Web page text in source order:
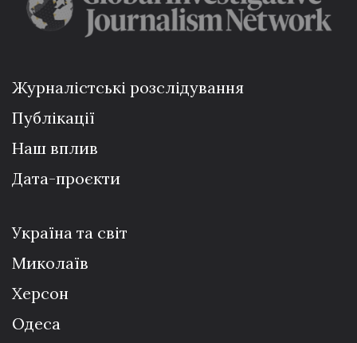
Журналістські розслідування
Публікації
Наш вплив
Дата-проєкти
Україна та світ
Миколаїв
Херсон
Одеса